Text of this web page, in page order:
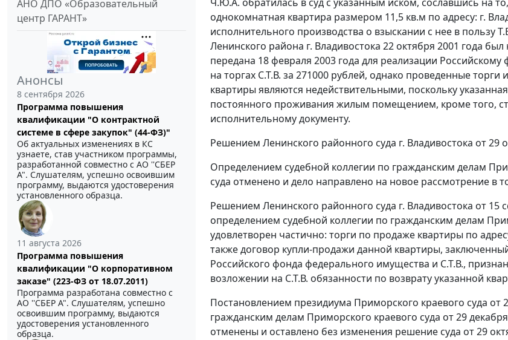
АНО ДПО «Образовательный
центр ГАРАНТ»
Анонсы
8 сентября 2026
Программа повышения
квалификации "О контрактной
системе в сфере закупок" (44-ФЗ)"
Об актуальных изменениях в КС
узнаете, став участником программы,
разработанной совместно с АО ''СБЕР
А". Слушателям, успешно освоившим
программу, выдаются удостоверения
установленного образца.
11 августа 2026
Программа повышения
квалификации "О корпоративном
заказе" (223-ФЗ от 18.07.2011)
Программа разработана совместно с
АО ''СБЕР А". Слушателям, успешно
освоившим программу, выдаются
удостоверения установленного
образца.
однокомнатная квартира размером 11,5 кв.м по адресу: г.
исполнительного производства о взыскании с нее в пользу
Ленинского района г. Владивостока 22 октября 2001 года
передана 18 февраля 2003 года для реализации
на торгах С.Т.В. за 271000 рублей, однако проведенные
квартиры являются недействительными, поскольку
постоянного проживания жилым помещением, кроме того,
исполнительному документу.
Решением Ленинского районного суда г. Владивостока от 29
Определением судебной коллегии по гражданским делам
суда отменено и дело направлено на новое рассмотрение в
Решением Ленинского районного суда г. Владивостока от 15
определением судебной коллегии по гражданским делам
удовлетворен частично: торги по продаже квартиры по
также договор купли-продажи данной квартиры,
Российского фонда федерального имущества и С.Т.В.,
возложении на С.Т.В. обязанности по возврату указанной
Постановлением президиума Приморского краевого суда от
гражданским делам Приморского краевого суда от 29
отменены и оставлено без изменения решение суда от 29